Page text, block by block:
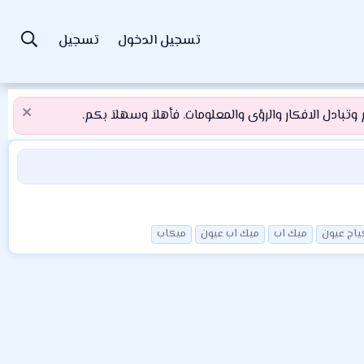
تسجيل الدخول تسجيل
الافكار والرؤى والمعلومات. فأهلاَ وسهلاَ بكم.
عيون ميك اب ميك اب عيون ميكاب